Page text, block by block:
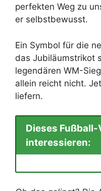
perfekten Weg zu
er selbstbewusst.
Ein Symbol für die
das Jubiläumstrikot
legendären WM-
allein reicht nicht.
liefern.
Dieses
interessieren: